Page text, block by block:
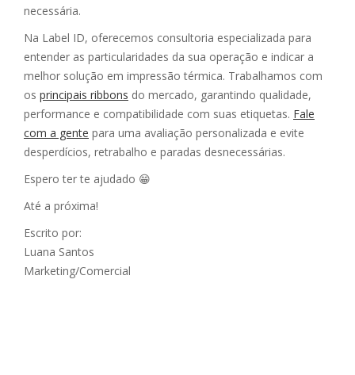
necessária.
Na Label ID, oferecemos consultoria especializada para
entender as particularidades da sua operação e indicar a
melhor solução em impressão térmica. Trabalhamos com
os principais ribbons do mercado, garantindo qualidade,
performance e compatibilidade com suas etiquetas. Fale
com a gente para uma avaliação personalizada e evite
desperdícios, retrabalho e paradas desnecessárias.
Espero ter te ajudado 😁
Até a próxima!
Escrito por:
Luana Santos
Marketing/Comercial